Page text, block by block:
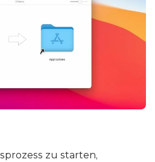
zu starten,